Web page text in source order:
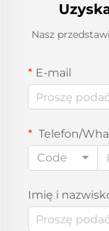
Nasz
E-mail
Telefon/
Code
Imię i